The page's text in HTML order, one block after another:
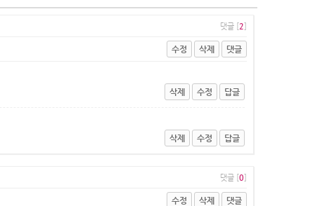
댓글 [2]
수정 삭제 댓글
삭제 수정 답글
삭제 수정 답글
댓글 [0]
수정 삭제 댓글